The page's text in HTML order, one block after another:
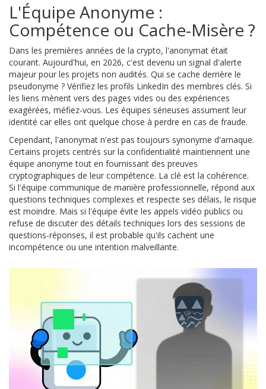
L'Équipe Anonyme :
Compétence ou Cache-Misère ?
Dans les premières années de la crypto, l'anonymat était
courant. Aujourd'hui, en 2026, c'est devenu un signal d'alerte
majeur pour les projets non audités. Qui se cache derrière le
pseudonyme ? Vérifiez les profils LinkedIn des membres clés. Si
les liens mènent vers des pages vides ou des expériences
exagérées, méfiez-vous. Les équipes sérieuses assument leur
identité car elles ont quelque chose à perdre en cas de fraude.
Cependant, l'anonymat n'est pas toujours synonyme d'arnaque.
Certains projets centrés sur la confidentialité maintiennent une
équipe anonyme tout en fournissant des preuves
cryptographiques de leur compétence. La clé est la cohérence.
Si l'équipe communique de manière professionnelle, répond aux
questions techniques complexes et respecte ses délais, le risque
est moindre. Mais si l'équipe évite les appels vidéo publics ou
refuse de discuter des détails techniques lors des sessions de
questions-réponses, il est probable qu'ils cachent une
incompétence ou une intention malveillante.